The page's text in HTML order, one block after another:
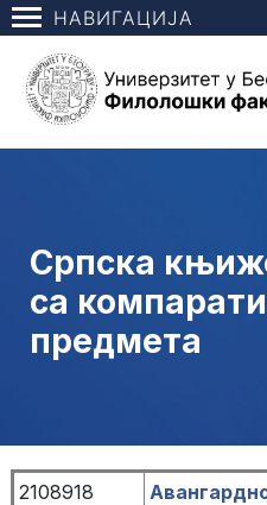
НАВИГАЦИЈА
Српска
са
предмета
2108918